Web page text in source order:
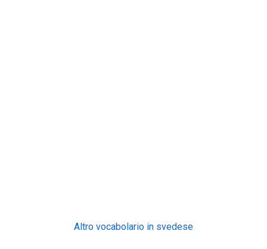
Altro vocabolario in svedese